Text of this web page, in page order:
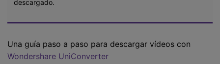
descargado.
Una guía paso a paso para descargar vídeos con
Wondershare UniConverter